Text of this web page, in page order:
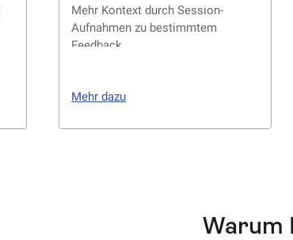
Mehr Kontext durch Session-
Aufnahmen zu bestimmtem
Feedback
Mehr dazu
Warum